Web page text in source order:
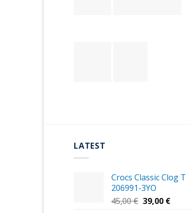
LATEST
Crocs Classic Clog T
206991-3YΟ
45,00€ Original
39,00 €Η